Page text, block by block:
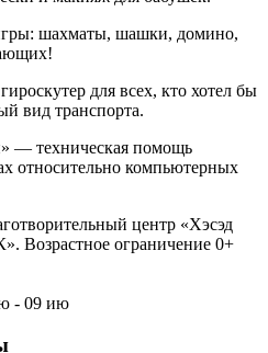
шахматы, шашки, домино,
для всех, кто хотел бы
вид транспорта.
— техническая помощь
относительно компьютерных
центр «Хэсэд
ограничение 0+
- 09 ию